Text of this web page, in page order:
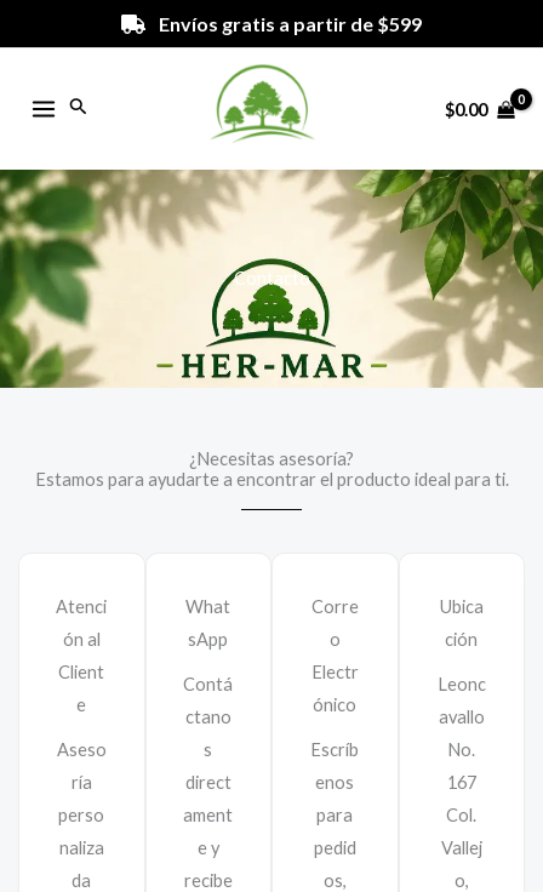
al
Envíos gratis a partir de $599
Buscar $0.00
Contacto
¿Necesitas asesoría?
Estamos para ayudarte a encontrar el producto ideal para ti.
Atenci
ón al
Client
e
Aseso
ría
perso
naliza
da
What
sApp
Contá
ctano
s
direct
ament
e y
recibe
Corre
o
Electr
ónico
Escríb
enos
para
pedid
os,
Ubica
ción
Leonc
avallo
No.
167
Col.
Vallej
o,